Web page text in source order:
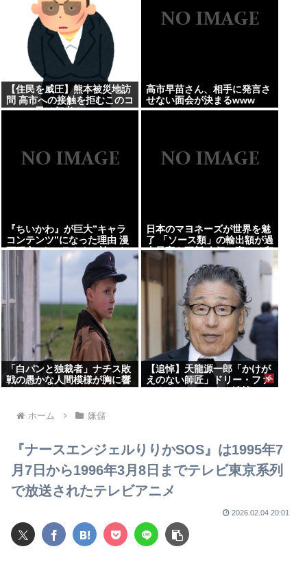
【住民を威圧】熊本被災地訪
問 高市への接触を拒むこのコ
ワモテ男は何者？
高市早苗さん、相手に発言さ
せない面会が決まるwww
『ちいかわ』が巨大”キャラ
コンテンツ”になった理由 漫
画研究&キャラクター論から
紐解く
日本のマヨネーズが世界を魅
了 「ソース類」の輸出額が過
去最高を更新 人気の裏には卵
黄のコク アメリカでは”日本
「白パンと独裁者」ナチス敗
戦の愚かな人間模様が胸に響
く
【追悼】天龍源一郎「かけが
えのない師匠」ドリー・ファ
ンク・ジュニアさん追悼
ホーム 嫌儲
『ナースエンジェルりりかSOS』は1995年7
月7日から1996年3月8日までテレビ東京系列
で放送されたテレビアニメ
2026.02.04 20:01